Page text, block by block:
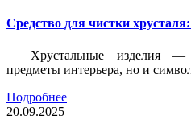
Средство для чистки
Хрустальные изделия
предметы интерьера, но и
Подробнее
20.09.2025